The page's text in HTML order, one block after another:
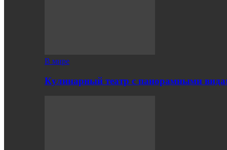
В мире
Кулинарный театр с панорамными